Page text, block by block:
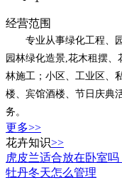
经营范围
专业从事绿化工程、园
园林绿化造景,花木租摆、
林施工；小区、工业区、
楼、宾馆酒楼、节日庆典
务。
更多>>
花卉知识>>
虎皮兰适合放在卧室
牡丹冬天怎么管理